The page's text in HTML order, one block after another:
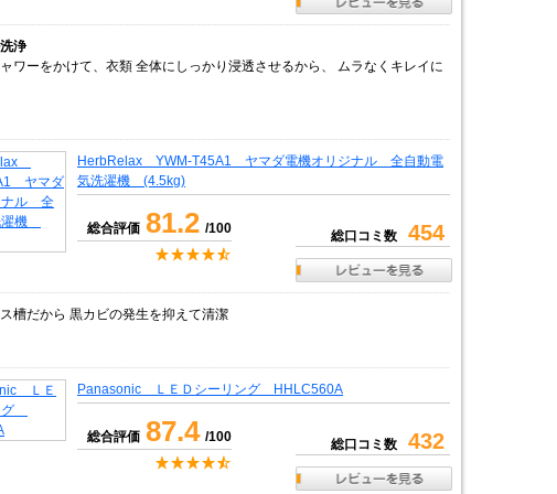
浄
ワーをかけて、衣類 全体にしっかり浸透させるから、 ムラなくキレイに
HerbRelax YWM-T45A1 ヤマダ電機オリジナル 全自動電
気洗濯機 (4.5kg)
総合評価 81.2 /100 総口コミ数 454
槽だから 黒カビの発生を抑えて清潔
Panasonic ＬＥＤシーリング HHLC560A
総合評価 87.4 /100 総口コミ数 432